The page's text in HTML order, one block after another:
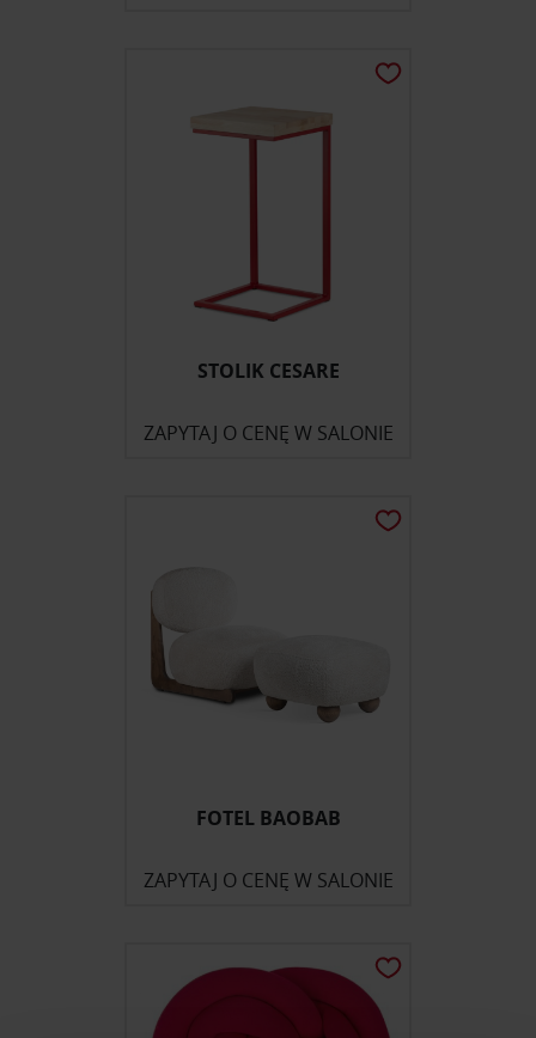
STOLIK CESARE
ZAPYTAJ O CENĘ W SALONIE
FOTEL BAOBAB
ZAPYTAJ O CENĘ W SALONIE